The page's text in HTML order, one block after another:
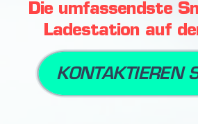
Die umfassendste
Ladestation auf
KONTAKTIEREN